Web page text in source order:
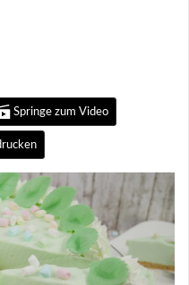
Springe zum Video